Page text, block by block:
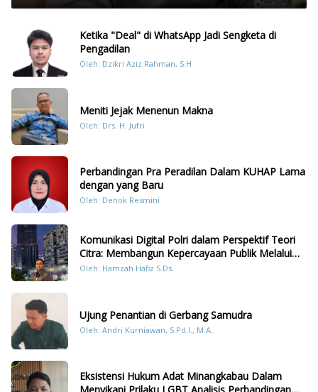
Ketika "Deal" di WhatsApp Jadi Sengketa di
Pengadilan
Oleh: Dzikri Aziz Rahman, S.H
Meniti Jejak Menenun Makna
Oleh: Drs. H. Jufri
Perbandingan Pra Peradilan Dalam KUHAP Lama
dengan yang Baru
Oleh: Denok Resmini
Komunikasi Digital Polri dalam Perspektif Teori
Citra: Membangun Kepercayaan Publik Melalui
Konten Humanis Kesiapsiagaan Bencana di
Oleh: Hamzah Hafiz S.Ds.
Ujung Penantian di Gerbang Samudra
Oleh: Andri Kurniawan, S.Pd.I., M.A.
Eksistensi Hukum Adat Minangkabau Dalam